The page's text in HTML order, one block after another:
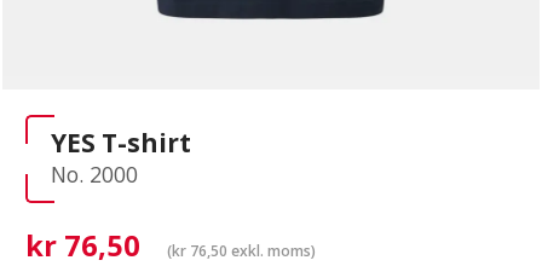
YES T-shirt
No. 2000
kr 76,50 (kr 76,50 exkl. moms)